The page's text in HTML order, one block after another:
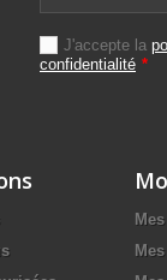
J'accepte la
confidentialité *